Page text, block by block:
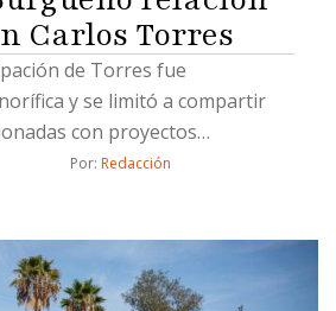
Carlos Torres
de Torres fue
y se limitó a compartir
con proyectos
Por: Redacción